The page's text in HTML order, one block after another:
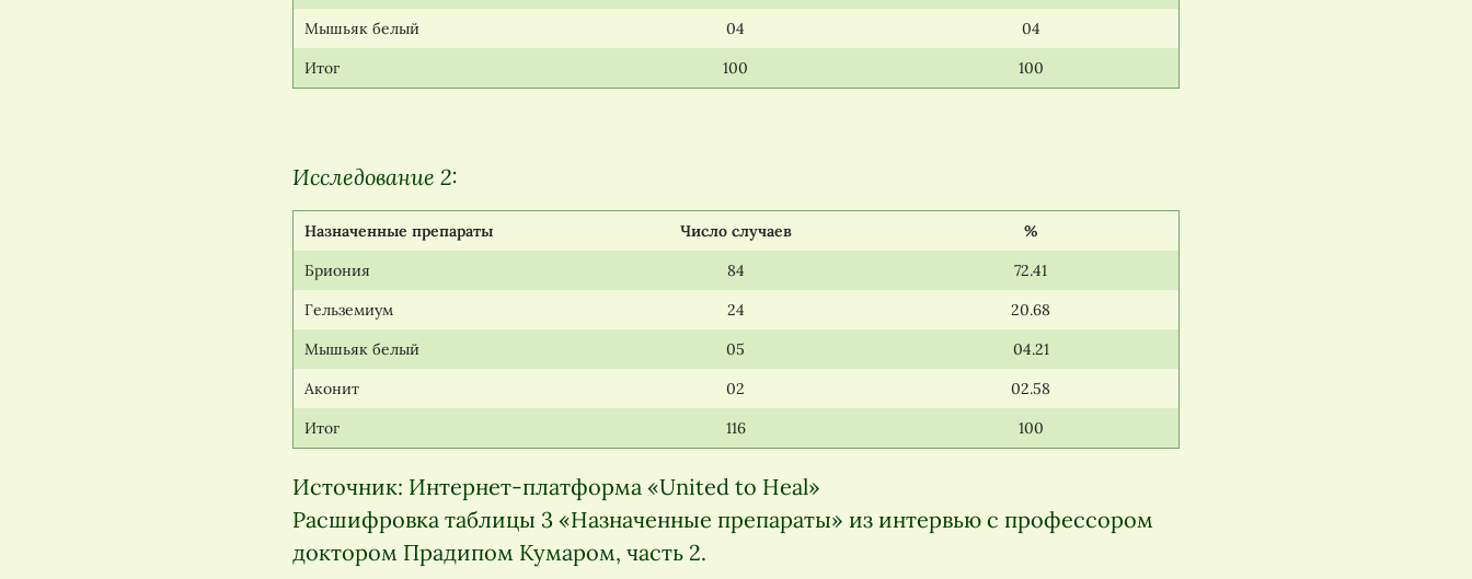
Мышьяк белый
04
04
Итог
100 100
Исследование 2:
Назначенные препараты Число случаев
%
Бриония
84
72.41
Гельземиум
24
20.68
Мышьяк белый
05
04.21
Аконит
02
02.58
Итог
116 100
Источник: Интернет-платформа «United to Heal»
Расшифровка таблицы 3 «Назначенные препараты» из интервью с профессором
доктором Прадипом Кумаром, часть 2.